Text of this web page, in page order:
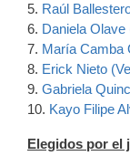
5. Raúl
6. Daniela Olave
7. María Camba
8. Erick Nieto
9. Gabriela
10. Kayo Filipe
Elegidos por el